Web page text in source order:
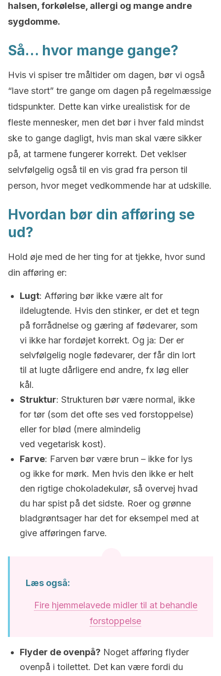
halsen, forkølelse, allergi og mange andre
sygdomme.
Så… hvor mange gange?
Hvis vi spiser tre måltider om dagen, bør vi også
“lave stort” tre gange om dagen på regelmæssige
tidspunkter. Dette kan virke urealistisk for de
fleste mennesker, men det bør i hver fald mindst
ske to gange dagligt, hvis man skal være sikker
på, at tarmene fungerer korrekt. Det veklser
selvfølgelig også til en vis grad fra person til
person, hvor meget vedkommende har at udskille.
Hvordan bør din afføring se
ud?
Hold øje med de her ting for at tjekke, hvor sund
din afføring er:
Lugt: Afføring bør ikke være alt for
ildelugtende. Hvis den stinker, er det et tegn
på forrådnelse og gæring af fødevarer, som
vi ikke har fordøjet korrekt. Og ja: Der er
selvfølgelig nogle fødevarer, der får din lort
til at lugte dårligere end andre, fx løg eller
kål.
Struktur: Strukturen bør være normal, ikke
for tør (som det ofte ses ved forstoppelse)
eller for blød (mere almindelig
ved vegetarisk kost).
Farve: Farven bør være brun – ikke for lys
og ikke for mørk. Men hvis den ikke er helt
den rigtige chokoladekulør, så overvej hvad
du har spist på det sidste. Roer og grønne
bladgrøntsager har det for eksempel med at
give afføringen farve.
Læs også:
Fire hjemmelavede midler til at behandle
forstoppelse
Flyder de ovenpå? Noget afføring flyder
ovenpå i toilettet. Det kan være fordi du